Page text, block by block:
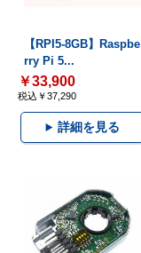
【RPI5-8GB】Raspbe
rry Pi 5...
￥33,900
税込￥37,290
詳細を見る